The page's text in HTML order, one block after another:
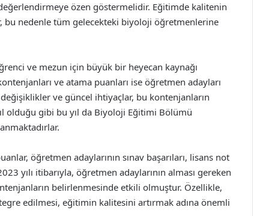
özen göstermelidir. Eğitimde kalitenin
bu nedenle tüm gelecekteki biyoloji öğretmenlerine
ve mezun için büyük bir heyecan kaynağı
ve atama puanları ise öğretmen adayları
ve güncel ihtiyaçlar, bu kontenjanların
olduğu gibi bu yıl da Biyoloji Eğitimi Bölümü
öğretmen adaylarının sınav başarıları, lisans not
yılı itibarıyla, öğretmen adaylarının alması gereken
belirlenmesinde etkili olmuştur. Özellikle,
edilmesi, eğitimin kalitesini artırmak adına önemli